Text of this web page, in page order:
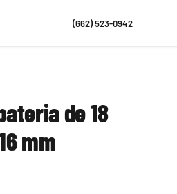
(662) 523-0942
de 18
mm